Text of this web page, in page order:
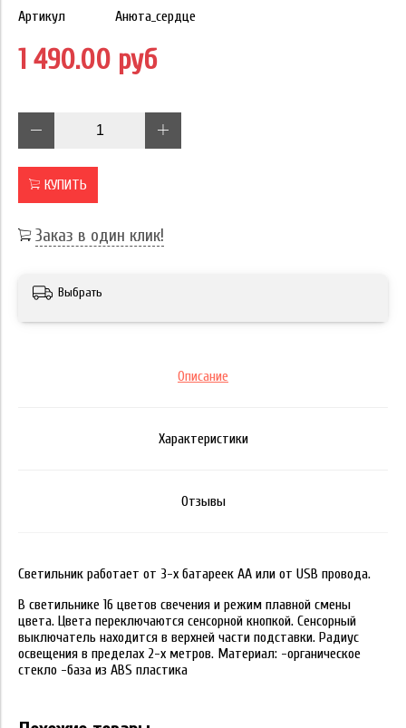
Артикул Анюта_сердце
1 490.00 руб
КУПИТЬ
Заказ в один клик!
Выбрать
Описание
Характеристики
Отзывы
Светильник работает от 3-х батареек АА или от USB провода.
В светильнике 16 цветов свечения и режим плавной смены
цвета. Цвета переключаются сенсорной кнопкой. Сенсорный
выключатель находится в верхней части подставки. Радиус
освещения в пределах 2-х метров. Материал: -органическое
стекло -база из ABS пластика